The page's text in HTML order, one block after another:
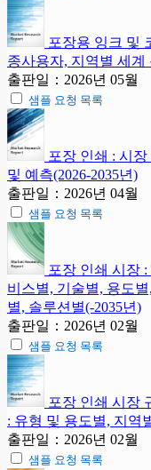
포장용 잉크 및
종사용자, 지역별 세계
출판일：2026년 05월
샘플 요청 목록
포장 인쇄 : 시
및 예측(2026-2035년)
출판일：2026년 04월
샘플 요청 목록
포장 인쇄 시장
비스별, 기술별, 용도
별, 솔루션별(-2035년)
출판일：2026년 02월
샘플 요청 목록
포장 인쇄 시장
: 유형 및 용도별, 지역
출판일：2026년 02월
샘플 요청 목록